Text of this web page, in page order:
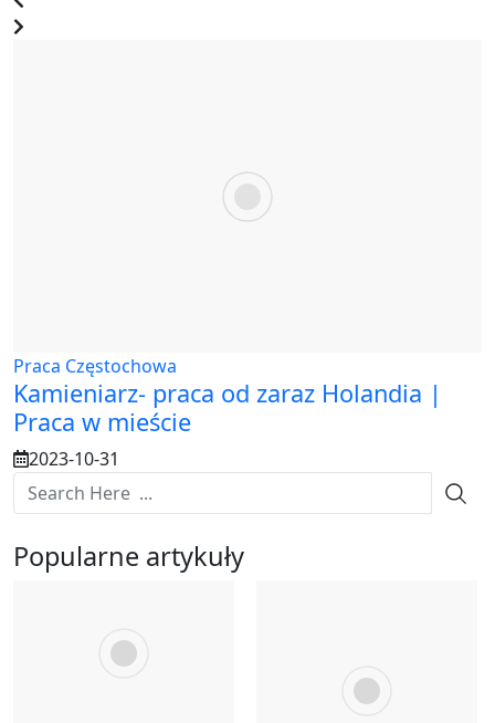
Praca Częstochowa
Kamieniarz- praca od zaraz Holandia |
Praca w mieście
2023-10-31
Popularne artykuły